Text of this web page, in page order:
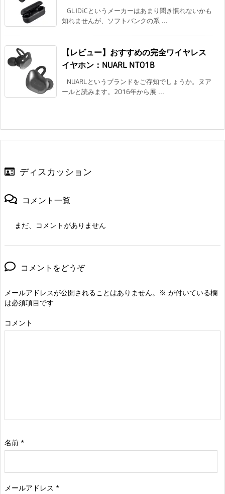
GLIDiCというメーカーはあまり聞き慣れないかも
知れませんが、ソフトバンクの系 ...
【レビュー】おすすめの完全ワイヤレス
イヤホン：NUARL NT01B
NUARLというブランドをご存知でしょうか。ヌア
ールと読みます。2016年から展 ...
ディスカッション
コメント一覧
まだ、コメントがありません
コメントをどうぞ
メールアドレスが公開されることはありません。 ※ が付いている欄
は必須項目です
コメント
名前 *
メールアドレス *